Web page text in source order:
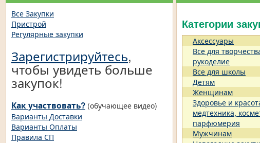
Все Закупки
Пристрой
Регулярные закупки
Зарегистрируйтесь,
чтобы увидеть больше
закупок!
Как участвовать? (обучающее видео)
Варианты Доставки
Варианты Оплаты
Правила СП
Категории
Аксессуары
Все для
рукоделие
Все для школы
Детям
Женщинам
Здоровье и
медтехника,
парфюмерия
Мужчинам